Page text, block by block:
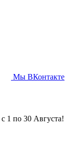
Мы ВКонтакте
с 1 по 30 Августа!